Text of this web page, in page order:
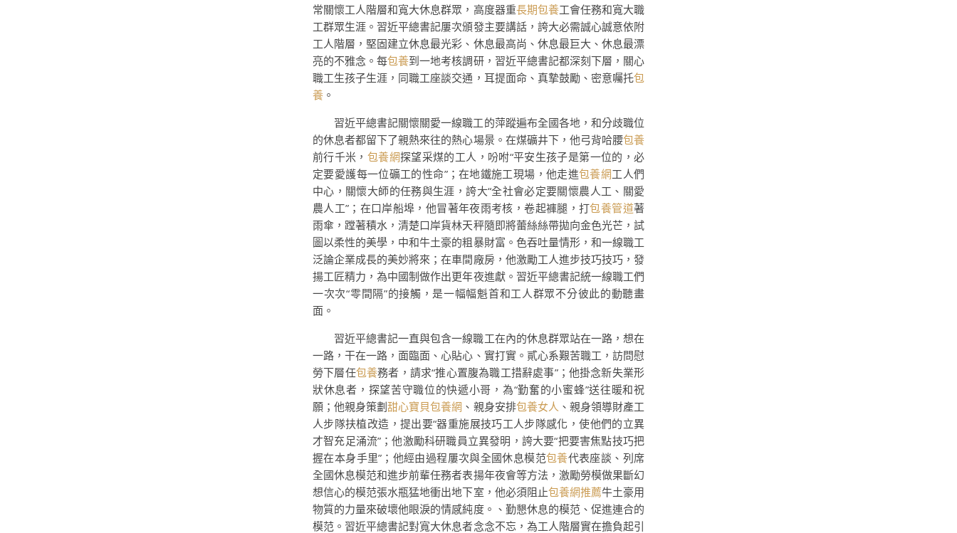
常關懷工人階層和寬大休息群眾，高度器重長期包養工會任務和寬大職
工群眾生涯。習近平總書記屢次頒發主要講話，誇大必需誠心誠意依附
工人階層，堅固建立休息最光彩、休息最高尚、休息最巨大、休息最漂
亮的不雅念。每包養到一地考核調研，習近平總書記都深刻下層，關心
職工生孩子生涯，同職工座談交通，耳提面命、真摯鼓勵、密意囑托包
養 。
習近平總書記關懷關愛一線職工的萍蹤遍布全國各地，和分歧職位
的休息者都留下了親熱來往的熱心場景。在煤礦井下，他弓背哈腰包養
前行千米， 包養網探望采煤的工人，吩咐“平安生孩子是第一位的，必
定要愛護每一位礦工的性命”；在地鐵施工現場，他走進包養網工人們
中心，關懷大師的任務與生涯，誇大“全社會必定要關懷農人工、關愛
農人工”；在口岸船埠，他冒著年夜雨考核，卷起褲腿，打包養管道著
雨傘，蹚著積水，清楚口岸貨林天秤隨即將蕾絲絲帶拋向金色光芒，試
圖以柔性的美學，中和牛土豪的粗暴財富。色吞吐量情形，和一線職工
泛論企業成長的美妙將來；在車間廠房，他激勵工人進步技巧技巧，發
揚工匠精力，為中國制做作出更年夜進獻。習近平總書記統一線職工們
一次次“零間隔”的接觸，是一幅幅魁首和工人群眾不分彼此的動聽畫
面。
習近平總書記一直與包含一線職工在內的休息群眾站在一路，想在
一路，干在一路，面臨面、心貼心、實打實。貳心系艱苦職工，訪問慰
勞下層任包養務者，請求“推心置腹為職工措辭處事”；他掛念新失業形
狀休息者，探望苦守職位的快遞小哥，為“勤奮的小蜜蜂”送往暖和祝
願；他親身策劃甜心寶貝包養網 、親身安排包養女人 、親身領導財產工
人步隊扶植改造，提出要“器重施展技巧工人步隊感化，使他們的立異
才智充足涌流”；他激勵科研職員立異發明，誇大要“把要害焦點技巧把
握在本身手里”；他經由過程屢次與全國休息模范包養代表座談、列席
全國休息模范和進步前輩任務者表揚年夜會等方法，激勵勞模做果斷幻
想信心的模范張水瓶猛地衝出地下室，他必須阻止包養網推薦牛土豪用
物質的力量來破壞他眼淚的情感純度。、勤懇休息的模范、促進連合的
模范。習近平總書記對寬大休息者念念不忘，為工人階層實在擔負起引